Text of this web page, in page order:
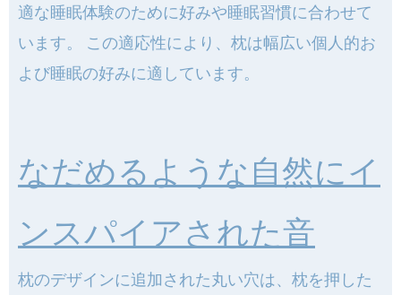
適な睡眠体験のために好みや睡眠習慣に合わせて
います。 この適応性により、枕は幅広い個人的お
よび睡眠の好みに適しています。
なだめるような自然にイ
ンスパイアされた音
枕のデザインに追加された丸い穴は、枕を押した